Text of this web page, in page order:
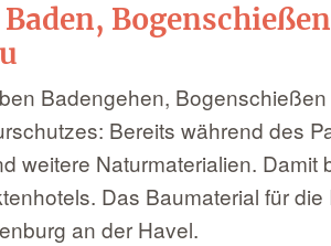
Badengehen,
Bereits während des
weitere Naturmaterialien. Damit
Das Baumaterial für
an der Havel.